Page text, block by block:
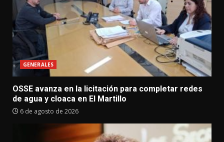
GENERALES
OSSE avanza en la licitación para completar redes
de agua y cloaca en El Martillo
6 de agosto de 2026